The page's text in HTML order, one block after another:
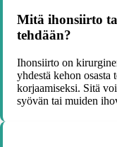
Mitä ihonsiirto
tehdään?
Ihonsiirto on
yhdestä kehon osasta
korjaamiseksi. Sitä
syövän tai muiden